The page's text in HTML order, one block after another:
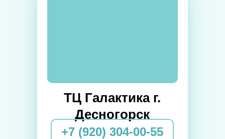
ТЦ Галактика г.
Десногорск
+7 (920) 304-00-55